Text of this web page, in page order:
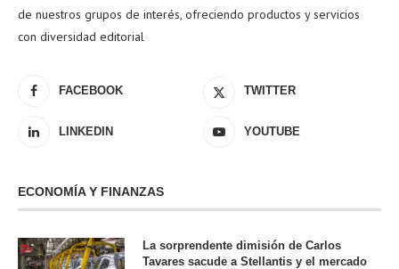
de nuestros grupos de interés, ofreciendo productos y servicios
con diversidad editorial
FACEBOOK TWITTER
LINKEDIN YOUTUBE
ECONOMÍA Y FINANZAS
La sorprendente dimisión de Carlos
Tavares sacude a Stellantis y el mercado